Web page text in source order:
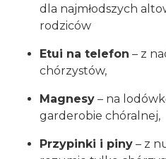
dla najmłodszych
rodziców
Etui na telefon – z
chórzystów,
Magnesy – na
garderobie chóralnej,
Przypinki i piny – z